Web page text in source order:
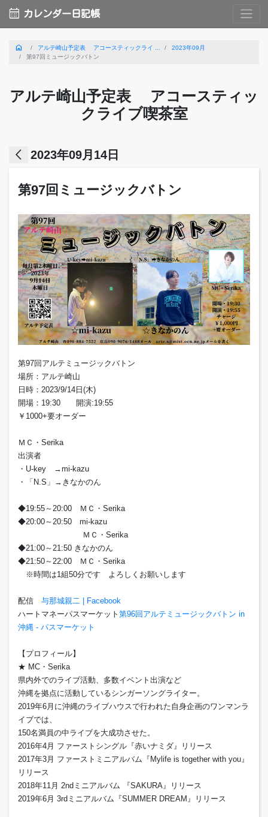
calendar_month カレンダー日記帳
home アルテ崎山予定表 アコースティックライ ...
2023年09月
第97回ミュージックバトン
アルテ崎山予定表 アコースティッ
クライブ喫茶室
arrow_back_ios 2023年09月14日
第97回ミュージックバトン
第97回アルテミュージックバトン
場所：アルテ崎山
日時：2023/9/14日(木)
開場：19:30 開演:19:55
￥1000+要オーダー
ＭＣ・Serika
出演者
・U-key →mi-kazu
・「N.S」→きなかのん
◆19:55～20:00 ＭＣ・Serika
◆20:00～20:50 mi-kazu
ＭＣ・Serika
◆21:00～21:50 きなかのん
◆21:50～22:00 ＭＣ・Serika
※時間は1組50分です よろしくお願いします
配信 与那城親二 | Facebook
ハートマネーパスマーケット 第96回アルテミュージックバトン in
沖縄 - パスマーケット
【プロフィール】
★ MC・Serika
県内外でのライブ活動、多数イベント出演など
沖縄を拠点に活動しているシンガーソングライター。
2019年6月に沖縄のライブハウスで行われた自身企画のワンマンラ
イブでは、
150名満員の中ライブを大成功させた。
2016年4月 ファーストシングル『赤いナミダ』リリース
2017年3月 ファーストミニアルバム『Mylife is together with you』
リリース
2018年11月 2ndミニアルバム 『SAKURA』リリース
2019年6月 3rdミニアルバム『SUMMER DREAM』リリース